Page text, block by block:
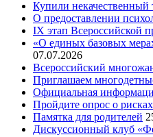
Купили некачественный
О предоставлении
IX этап Всероссийской
«О единых базовых
07.07.2026
Всероссийский
Приглашаем
Официальная
Пройдите опрос о
Памятка для родителей
Дискуссионный клуб